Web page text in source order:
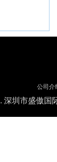
公司介
圳市盛傲国